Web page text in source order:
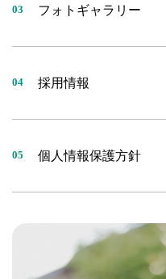
03 フォトギャラリー
04 採用情報
05 個人情報保護方針